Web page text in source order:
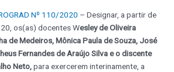
Nº 110/2020 – Designar, a partir de
os(as) docentes Wesley de Oliveira
de Medeiros, Mônica Paula de Souza, José
Fernandes de Araújo Silva e o discente
Neto,para exercerem interinamente, a